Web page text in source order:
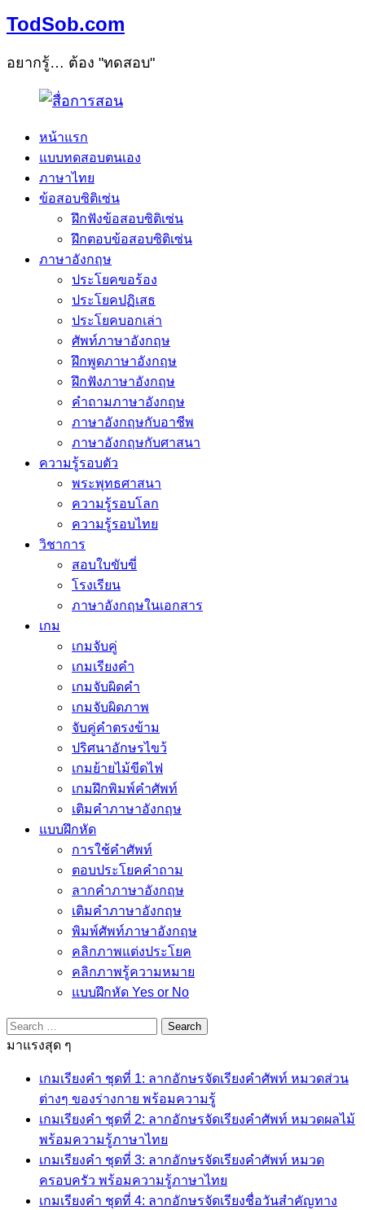
TodSob.com
อยากรู้… ต้อง "ทดสอบ"
หน้าแรก
แบบทดสอบตนเอง
ภาษาไทย
ข้อสอบซิติเซ่น
ฝึกฟังข้อสอบซิติเซ่น
ฝึกตอบข้อสอบซิติเซ่น
ภาษาอังกฤษ
ประโยคขอร้อง
ประโยคปฏิเสธ
ประโยคบอกเล่า
ศัพท์ภาษาอังกฤษ
ฝึกพูดภาษาอังกฤษ
ฝึกฟังภาษาอังกฤษ
คำถามภาษาอังกฤษ
ภาษาอังกฤษกับอาชีพ
ภาษาอังกฤษกับศาสนา
ความรู้รอบตัว
พระพุทธศาสนา
ความรู้รอบโลก
ความรู้รอบไทย
วิชาการ
สอบใบขับขี่
โรงเรียน
ภาษาอังกฤษในเอกสาร
เกม
เกมจับคู่
เกมเรียงคำ
เกมจับผิดคำ
เกมจับผิดภาพ
จับคู่คำตรงข้าม
ปริศนาอักษรไขว้
เกมย้ายไม้ขีดไฟ
เกมฝึกพิมพ์คำศัพท์
เติมคำภาษาอังกฤษ
แบบฝึกหัด
การใช้คำศัพท์
ตอบประโยคคำถาม
ลากคำภาษาอังกฤษ
เติมคำภาษาอังกฤษ
พิมพ์ศัพท์ภาษาอังกฤษ
คลิกภาพแต่งประโยค
คลิกภาพรู้ความหมาย
แบบฝึกหัด Yes or No
Search
for:
มาแรงสุด ๆ
เกมเรียงคำ ชุดที่ 1: ลากอักษรจัดเรียงคำศัพท์ หมวดส่วน
ต่างๆ ของร่างกาย พร้อมความรู้
เกมเรียงคำ ชุดที่ 2: ลากอักษรจัดเรียงคำศัพท์ หมวดผลไม้
พร้อมความรู้ภาษาไทย
เกมเรียงคำ ชุดที่ 3: ลากอักษรจัดเรียงคำศัพท์ หมวด
ครอบครัว พร้อมความรู้ภาษาไทย
เกมเรียงคำ ชุดที่ 4: ลากอักษรจัดเรียงชื่อวันสำคัญทาง